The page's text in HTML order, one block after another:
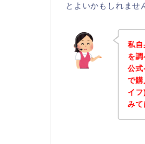
とよいかもしれませ
私
を
公
で
イ
みて